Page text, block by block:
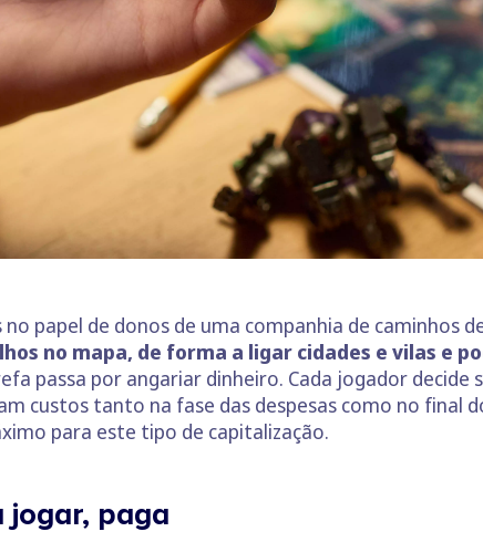
papel de donos de uma companhia de caminhos
no mapa, de forma a ligar cidades e vilas e
passa por angariar dinheiro. Cada jogador decide
custos tanto na fase das despesas como no final
para este tipo de capitalização.
jogar, paga